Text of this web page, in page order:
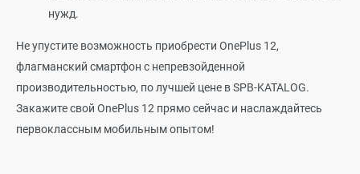
нужд.
Не упустите возможность приобрести OnePlus 12,
флагманский смартфон с непревзойденной
производительностью, по лучшей цене в SPB-KATALOG.
Закажите свой OnePlus 12 прямо сейчас и наслаждайтесь
первоклассным мобильным опытом!